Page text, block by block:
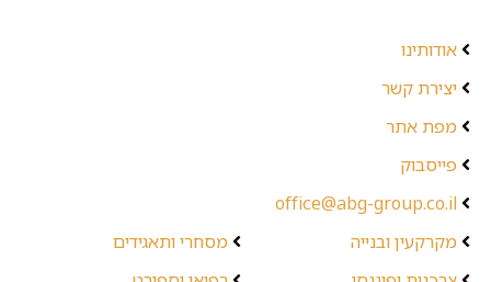
אודותינו
יצירת קשר
מפת אתר
פייסבוק
office@abg-group.co.il
מקרקעין ובנייה
מסחרי ותאגידים